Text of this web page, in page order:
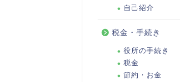
自己紹介
税金・手続き
役所の手続き
税金
節約・お金